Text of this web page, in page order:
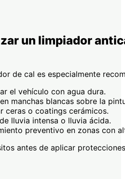
un limpiador
de cal es especialmente
el vehículo con agua dura.
manchas blancas sobre la
ceras o coatings cerámicos.
lluvia intensa o lluvia ácida.
preventivo en zonas con
antes de aplicar